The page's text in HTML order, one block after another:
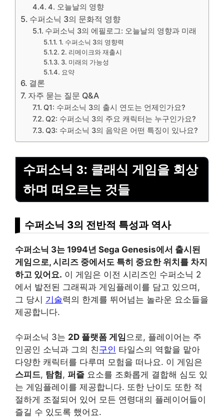
4. 오늘날의 영향
수퍼소닉 3의 문화적 영향
수퍼소닉 3의 에필로그: 오늘날의 영향과 미래
1. 수퍼소닉 3의 영향력
2. 리메이크와 재출시
3. 미래의 가능성
요약
결론
자주 묻는 질문 Q&A
Q1: 수퍼소닉 3의 출시 연도는 언제인가요?
Q2: 수퍼소닉 3의 주요 캐릭터는 누구인가요?
Q3: 수퍼소닉 3의 음악은 어떤 특징이 있나요?
수퍼소닉 3: 클래식 게임을 회상
하며 떠오르는 것들
수퍼소닉 3의 전반적 특성과 역사
수퍼소닉 3는 1994년 Sega Genesis에서 출시된
게임으로, 시리즈 중에서도 특히 중요한 위치를 차지
하고 있어요. 이 게임은 이전 시리즈인 수퍼소닉 2
에서 발전된 그래픽과 게임플레이를 담고 있으며,
그 당시 기술력의 한계를 뛰어넘는 놀라운 요소들을
제공합니다.
수퍼소닉 3는 2D 플랫폼 게임으로, 플레이어는 주
인공인 소닉과 그의 친구인 타일스의 역할을 맡아
다양한 캐릭터를 다루며 모험을 떠나요. 이 게임은
스피드, 탐험, 퍼즐 요소를 조화롭게 결합해 심도 있
는 게임플레이를 제공합니다. 또한 난이도 또한 적
절하게 조절되어 있어 모든 연령대의 플레이어들이
즐길 수 있도록 했어요.